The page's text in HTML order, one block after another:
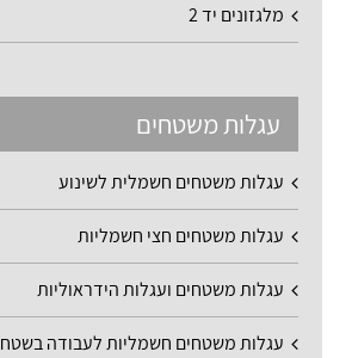
מלגזונים יד 2
עגלות משטחים
עגלות משטחים חשמלית לשינוע
עגלות משטחים חצי חשמליות
עגלות משטחים ועגלות הידראוליות
עגלות משטחים חשמליות לעבודה בשטח